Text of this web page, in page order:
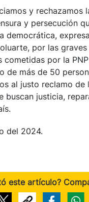
y rechazamos
y persecución
democrática,
por las
cometidas por la
de más de 50
al justo reclamo de
buscan justicia,
del 2024.
este artículo?